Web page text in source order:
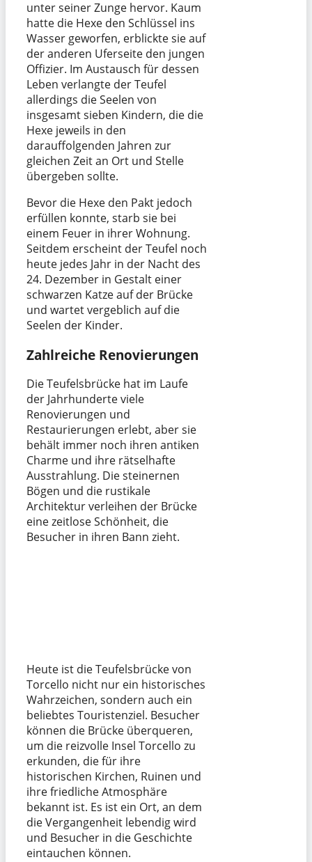
unter seiner Zunge hervor. Kaum
hatte die Hexe den Schlüssel ins
Wasser geworfen, erblickte sie auf
der anderen Uferseite den jungen
Offizier. Im Austausch für dessen
Leben verlangte der Teufel
allerdings die Seelen von
insgesamt sieben Kindern, die die
Hexe jeweils in den
darauffolgenden Jahren zur
gleichen Zeit an Ort und Stelle
übergeben sollte.
Bevor die Hexe den Pakt jedoch
erfüllen konnte, starb sie bei
einem Feuer in ihrer Wohnung.
Seitdem erscheint der Teufel noch
heute jedes Jahr in der Nacht des
24. Dezember in Gestalt einer
schwarzen Katze auf der Brücke
und wartet vergeblich auf die
Seelen der Kinder.
Zahlreiche Renovierungen
Die Teufelsbrücke hat im Laufe
der Jahrhunderte viele
Renovierungen und
Restaurierungen erlebt, aber sie
behält immer noch ihren antiken
Charme und ihre rätselhafte
Ausstrahlung. Die steinernen
Bögen und die rustikale
Architektur verleihen der Brücke
eine zeitlose Schönheit, die
Besucher in ihren Bann zieht.
Heute ist die Teufelsbrücke von
Torcello nicht nur ein historisches
Wahrzeichen, sondern auch ein
beliebtes Touristenziel. Besucher
können die Brücke überqueren,
um die reizvolle Insel Torcello zu
erkunden, die für ihre
historischen Kirchen, Ruinen und
ihre friedliche Atmosphäre
bekannt ist. Es ist ein Ort, an dem
die Vergangenheit lebendig wird
und Besucher in die Geschichte
eintauchen können.